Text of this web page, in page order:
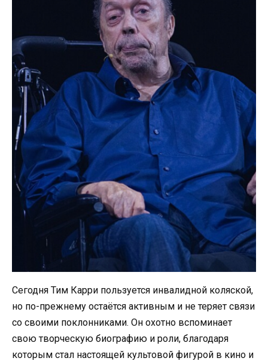
Сегодня Тим Карри пользуется инвалидной коляской,
но по-прежнему остаётся активным и не теряет связи
со своими поклонниками. Он охотно вспоминает
свою творческую биографию и роли, благодаря
которым стал настоящей культовой фигурой в кино и